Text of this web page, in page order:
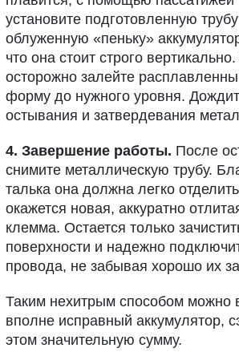
установите подготовленную
облуженную «пеньку»
что она стоит строго
осторожно залейте
форму до нужного уровня.
остывания и затвердевания
4. Завершение работы. После
снимите металлическую трубу.
талька она должна легко
окажется новая, аккуратно
клемма. Остается только
поверхности и надежно
провода, не забывая хорошо их
Таким нехитрым способом можно
вполне исправный аккумулятор,
этом значительную сумму.